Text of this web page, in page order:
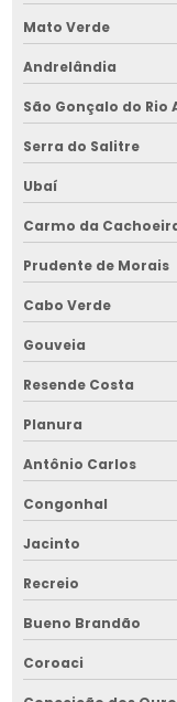
Retrofit de
Retrofit de
Retrofit de fornalha
Retrofit de fornalha
Retrofit de máquina
Retrofit de máquina
Retrofit de máquina
Retrofit de picador de
Retrofit de picador
Retrofit de picador
Retrofit de secador
Retrofit de secador
Mato Verde
Andrelândia
São Gonçalo do Rio
Serra do Salitre
Ubaí
Carmo da
Prudente de Morais
Cabo Verde
Gouveia
Resende Costa
Planura
Antônio Carlos
Congonhal
Jacinto
Recreio
Bueno Brandão
Coroaci